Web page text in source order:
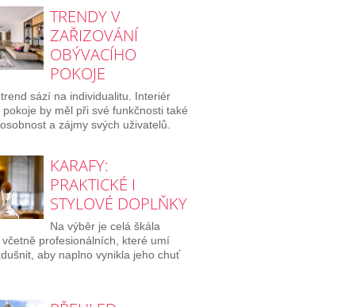
TRENDY V
ZAŘIZOVÁNÍ
OBÝVACÍHO
POKOJE
sází na individualitu. Interiér
by měl při své funkčnosti také
a zájmy svých uživatelů.
KARAFY:
PRAKTICKÉ I
STYLOVÉ DOPLŇKY
Na výběr je celá škála
profesionálních, které umí
aby naplno vynikla jeho chuť